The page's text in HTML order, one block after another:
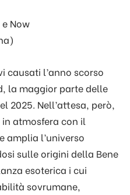
Now
causati l’anno scorso
la maggior parte delle
2025. Nell’attesa, però,
atmosfera con il
amplia l’universo
sulle origini della Bene
esoterica i cui
sovrumane,